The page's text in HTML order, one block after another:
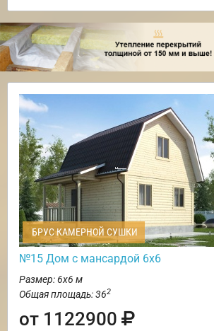
БРУС КАМЕРНОЙ СУШКИ
№15 Дом с мансардой 6х6
Размер: 6х6 м
Общая площадь: 362
от 1122900